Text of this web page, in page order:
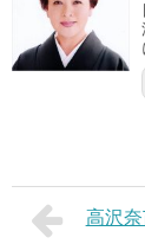
高沢